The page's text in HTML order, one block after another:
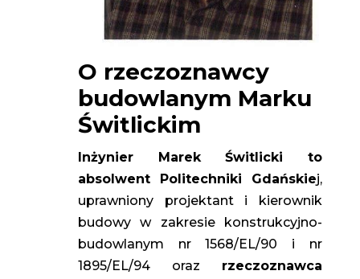
O rzeczoznawcy
budowlanym Marku
Świtlickim
Inżynier Marek Świtlicki to
absolwent Politechniki Gdańskiej,
uprawniony projektant i kierownik
budowy w zakresie konstrukcyjno-
budowlanym nr 1568/EL/90 i nr
1895/EL/94 oraz rzeczoznawca